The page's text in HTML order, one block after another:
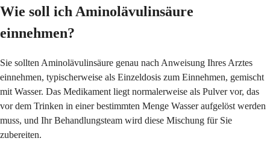
Wie soll ich Aminolävulinsäure
einnehmen?
Sie sollten Aminolävulinsäure genau nach Anweisung Ihres Arztes
einnehmen, typischerweise als Einzeldosis zum Einnehmen, gemischt
mit Wasser. Das Medikament liegt normalerweise als Pulver vor, das
vor dem Trinken in einer bestimmten Menge Wasser aufgelöst werden
muss, und Ihr Behandlungsteam wird diese Mischung für Sie
zubereiten.